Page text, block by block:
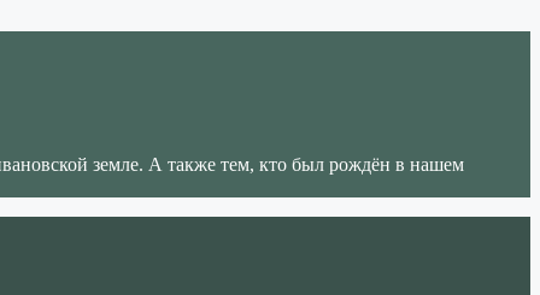
земле. А также тем, кто был рождён в нашем